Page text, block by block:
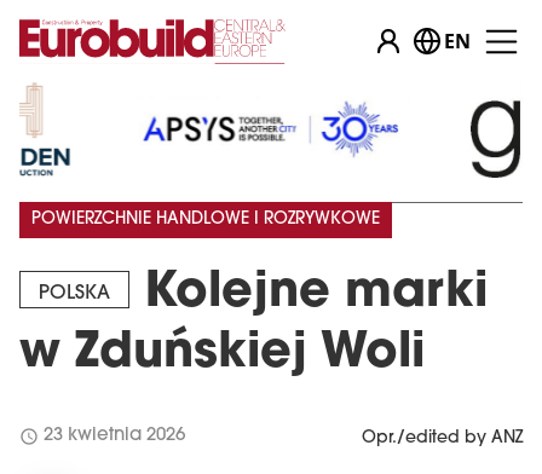
EN
POLSKA
Kolejne marki
w Zduńskiej Woli
POWIERZCHNIE HANDLOWE I ROZRYWKOWE
schedule 23 kwietnia 2026 Opr./edited by ANZ